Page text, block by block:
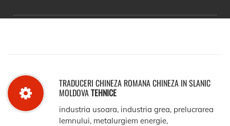
TRADUCERI CHINEZA ROMANA CHINEZA IN SLANIC
MOLDOVATEHNICE
industria usoara, industria grea, prelucrarea
lemnului, metalurgiem energie,